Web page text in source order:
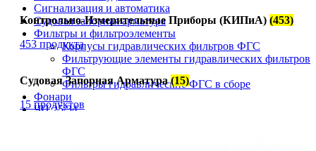
Сигнализация и автоматика
Судовая запорная арматура
Фильтры и фильтроэлементы
Корпусы гидравлических фильтров ФГС
Фильтрующие элементы гидравлических фильтров
ФГС
Фильтры гидравлические ФГС в сборе
Фонари
ЧН 25/34
Контрольно-Измерительные Приборы (КИПиА) (453)
453 продукта
Судовая Запорная Арматура(15)
15 продуктов